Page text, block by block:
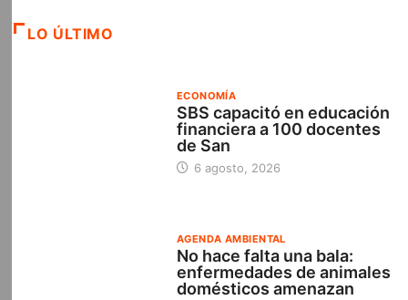
LO ÚLTIMO
ECONOMÍA
SBS capacitó en educación
financiera a 100 docentes
de San
6 agosto, 2026
AGENDA AMBIENTAL
No hace falta una bala:
enfermedades de animales
domésticos amenazan